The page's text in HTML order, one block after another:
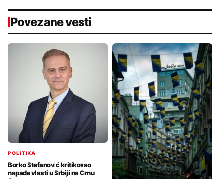
Povezane vesti
POLITIKA
Borko Stefanović kritikovao
napade vlasti u Srbiji na Crnu